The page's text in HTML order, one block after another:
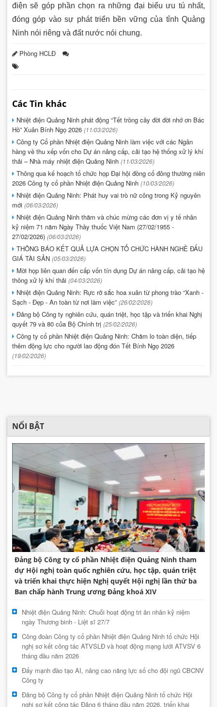
điện sẽ góp phần chọn ra những đại biểu ưu tú nhất,
đóng góp vào sự phát triển bền vững của tỉnh Quảng
Ninh nói riêng và đất nước nói chung.
Phòng HCLĐ
Các Tin khác
Nhiệt điện Quảng Ninh phát động “Tết trồng cây đời đời nhớ ơn Bác
Hồ” Xuân Bính Ngọ 2026 (11/03/2026)
Công ty Cổ phần Nhiệt điện Quảng Ninh làm việc với các Ngân
hàng về thu xếp vốn cho Dự án nâng cấp, cải tạo hệ thống xử lý khí
thải – Nhà máy nhiệt điện Quảng Ninh (11/03/2026)
Thông qua kế hoạch tổ chức họp Đại hội đồng cổ đông thường niên
2026 Công ty cổ phần Nhiệt điện Quảng Ninh (10/03/2026)
Nhiệt điện Quảng Ninh: Phát huy vai trò nữ công trong Kỷ nguyên
mới (06/03/2026)
Nhiệt điện Quảng Ninh thăm và chúc mừng các đơn vị y tế nhân
kỷ niệm 71 năm Ngày Thầy thuốc Việt Nam (27/02/1955 -
27/02/2026) (06/03/2026)
THÔNG BÁO KẾT QUẢ LỰA CHỌN TỔ CHỨC HÀNH NGHỀ ĐẤU
GIÁ TÀI SẢN (05/03/2026)
Mời họp liên quan đến cấp vốn tín dụng Dự án nâng cấp, cải tạo hệ
thông xử lý khí thải (04/03/2026)
Nhiệt điện Quảng Ninh: Rực rỡ sắc hoa xuân từ phong trào “Xanh -
Sạch - Đẹp - An toàn từ nơi làm việc” (26/02/2026)
Đảng bộ Công ty nghiên cứu, quán triệt, học tập và triển khai Nghị
quyết 79 và 80 của Bộ Chính trị (25/02/2026)
Công ty cổ phần Nhiệt điện Quảng Ninh: Chăm lo toàn diện, tiếp
thêm động lực cho người lao động đón Tết Bính Ngọ 2026
(19/02/2026)
NỔI BẬT
Đảng bộ Công ty cổ phần Nhiệt điện Quảng Ninh tham
dự Hội nghị toàn quốc nghiên cứu, học tập, quán triệt
và triển khai thực hiện Nghị quyết Hội nghị lần thứ ba
Ban chấp hành Trung ương Đảng khoá XIV
Nhiệt điện Quảng Ninh: Chuỗi hoạt động tri ân nhân kỷ niệm
ngày Thương binh - Liệt sĩ 27/7
Công đoàn Công ty cổ phần Nhiệt điện Quảng Ninh tổ chức Hội
nghị sơ kết công tác ATVSLĐ và hoạt động mạng lưới ATVSV 6
tháng đầu năm 2026
Đẩy mạnh đào tạo AI, nâng cao năng lực số cho đội ngũ CBCNV
Công ty
Đảng bộ Công ty cổ phần Nhiệt điện Quảng Ninh tổ chức Hội
nghị sơ kết công tác Đảng 6 tháng đầu năm 2026, triển khai